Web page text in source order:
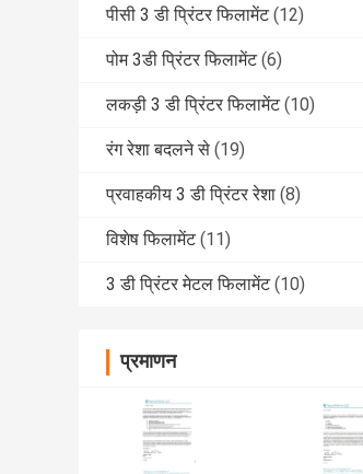
पीसी 3 डी प्रिंटर फिलामेंट (12)
पोम 3डी प्रिंटर फिलामेंट (6)
लकड़ी 3 डी प्रिंटर फिलामेंट (10)
रंग रेशा बदलने से (19)
प्रवाहकीय 3 डी प्रिंटर रेशा (8)
विशेष फिलामेंट (11)
3 डी प्रिंटर मेटल फिलामेंट (10)
प्रमाणन